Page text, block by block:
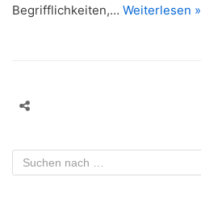
Begrifflichkeiten,… Weiterlesen »